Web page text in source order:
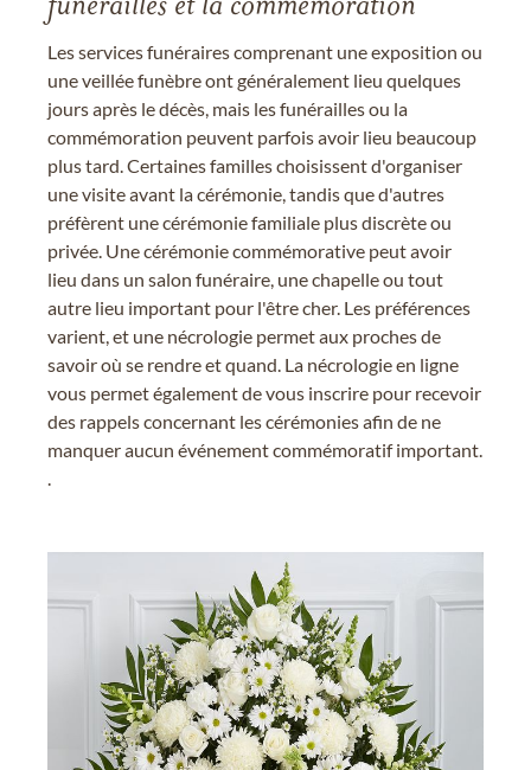
funérailles et la commémoration
Les services funéraires comprenant une exposition ou
une veillée funèbre ont généralement lieu quelques
jours après le décès, mais les funérailles ou la
commémoration peuvent parfois avoir lieu beaucoup
plus tard. Certaines familles choisissent d'organiser
une visite avant la cérémonie, tandis que d'autres
préfèrent une cérémonie familiale plus discrète ou
privée. Une cérémonie commémorative peut avoir
lieu dans un salon funéraire, une chapelle ou tout
autre lieu important pour l'être cher. Les préférences
varient, et une nécrologie permet aux proches de
savoir où se rendre et quand. La nécrologie en ligne
vous permet également de vous inscrire pour recevoir
des rappels concernant les cérémonies afin de ne
manquer aucun événement commémoratif important.